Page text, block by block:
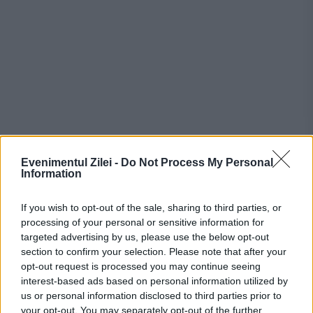
Evenimentul Zilei - Do Not Process My Personal
Information
If you wish to opt-out of the sale, sharing to third parties, or
processing of your personal or sensitive information for
targeted advertising by us, please use the below opt-out
section to confirm your selection. Please note that after your
opt-out request is processed you may continue seeing
interest-based ads based on personal information utilized by
us or personal information disclosed to third parties prior to
your opt-out. You may separately opt-out of the further
Stiri calde
17:07-Bucureștiul trece de la caniculă la vijelii.
Cum va fi vremea în weekend
17:00- Furtună la CFR Cluj după umilința cu Tromso.
Nelu Varga dă afară antrenorul și pregătește
intrarea în insolvență